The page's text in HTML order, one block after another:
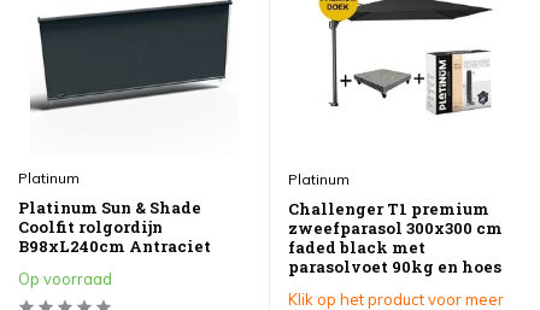
Platinum
Platinum Sun & Shade
Coolfit rolgordijn
B98xL240cm Antraciet
Op voorraad
Platinum
Challenger T1 premium
zweefparasol 300x300 cm
faded black met
parasolvoet 90kg en hoes
Klik op het product voor meer